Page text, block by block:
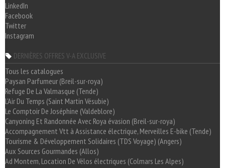
LinkedIn
Facebook
Twitter
Instagram
DERNIÈRES OFFRES V-A EXCLUSIVE
Tous les catalogues
Paysan Parfumeur (Breil-sur-roya)
Refuge De La Valmasque (Tende)
L'Air Du Temps (Saint Martin Vésubie)
Le Comptoir De Joséphine (Valdeblore)
Canyoning Et Randonnée Avec Roya évasion (Breil-sur-roya)
Accompagnement Vtt à Assistance électrique, Merveilles E-bike (Tende)
Tourisme & Développement Solidaires (TDS Voyage) (Angers)
Aux Sources Gourmandes (Allos)
Ad Montem, Location De Vélos électriques (Colmars Les Alpes)